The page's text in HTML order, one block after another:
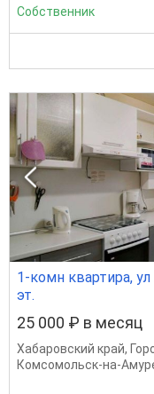
Собственник
1-комн квартира,
эт.
25 000 ₽ в месяц
Хабаровский край,
Комсомольск-на-